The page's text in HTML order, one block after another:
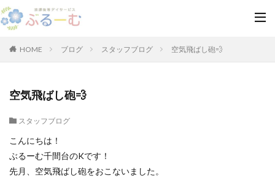
HOME ブログ スタッフブログ 空気飛ばし砲💨
空気飛ばし砲💨
スタッフブログ
こんにちは！
ぶるーむ千間台のKです！
先月、空気飛ばし砲をおこないました。